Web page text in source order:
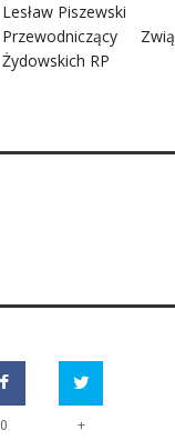
Lesław Piszewski
Przewodniczący
Żydowskich RP
0 +